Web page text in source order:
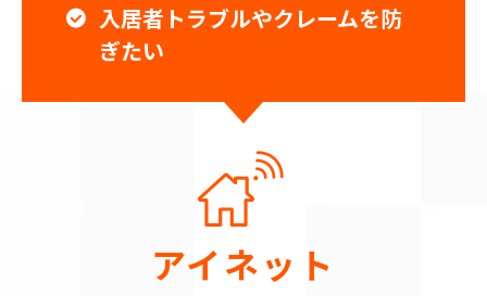
入居者トラブルやクレームを防
ぎたい
アイネット